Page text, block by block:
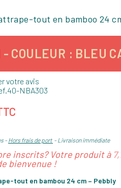
tout en bamboo 24
COULEUR : BLEU
votre avis
40-NBA303
Hors frais de port Livraison immédiate
inscrits? Votre produit à
bienvenue !
tout en bambou 24 cm – Pebbly